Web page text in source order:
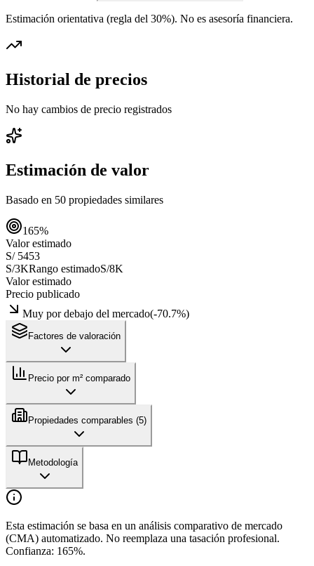
Estimación orientativa (regla del 30%). No es asesoría financiera.
Historial de precios
No hay cambios de precio registrados
Estimación de valor
Basado en 50 propiedades similares
165%
Valor estimado
S/ 5453
S/3KRango estimadoS/8K
Valor estimado
Precio publicado
Muy por debajo del mercado(-70.7%)
Factores de valoración
Precio por m² comparado
Propiedades comparables (5)
Metodología
Esta estimación se basa en un análisis comparativo de mercado
(CMA) automatizado. No reemplaza una tasación profesional.
Confianza: 165%.